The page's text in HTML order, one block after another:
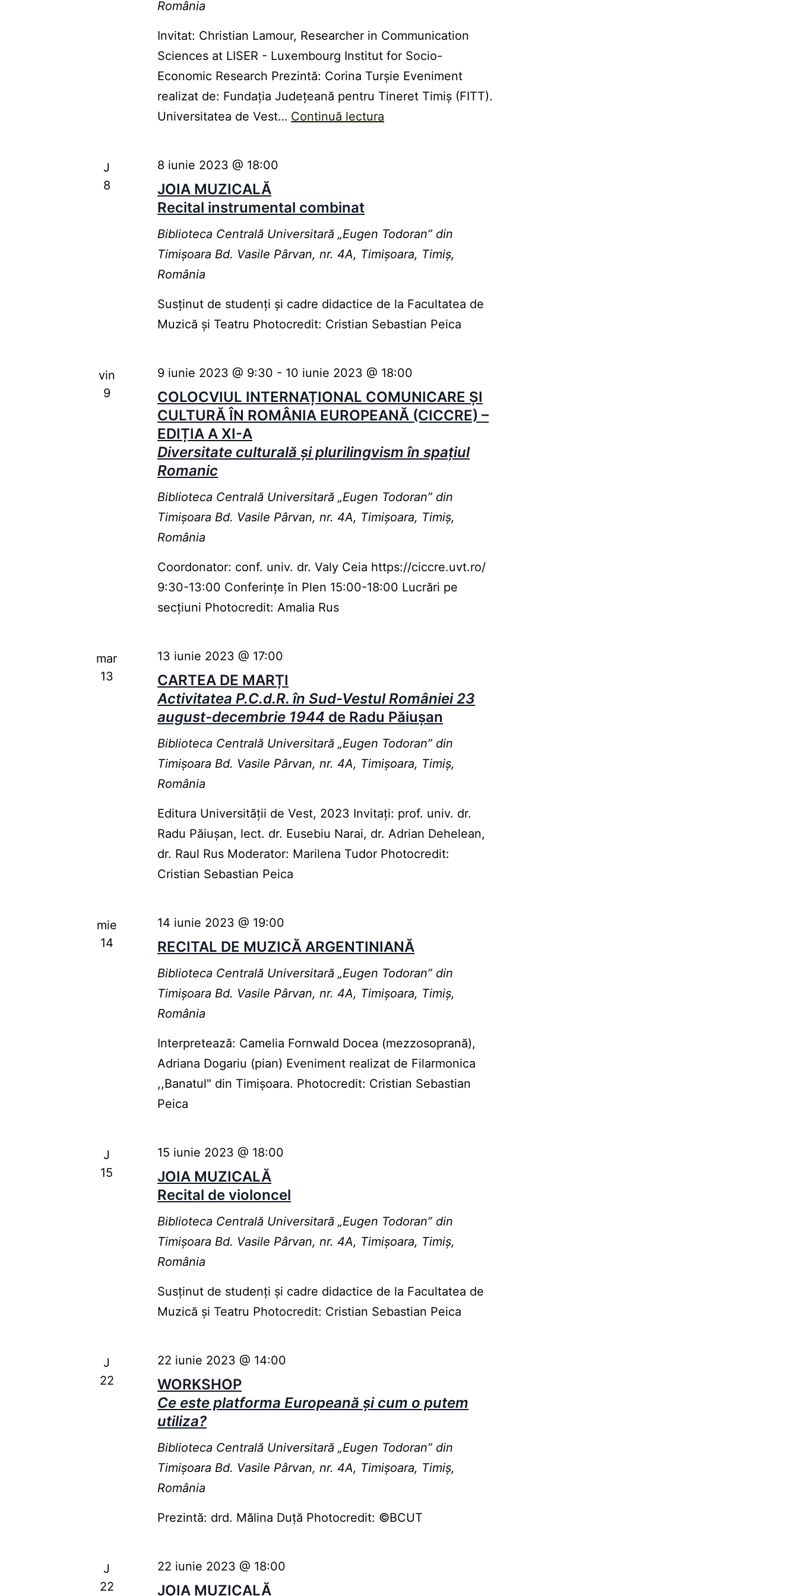
România
Invitat: Christian Lamour, Researcher in Communication
Sciences at LISER - Luxembourg Institut for Socio-
Economic Research Prezintă: Corina Turșie Eveniment
realizat de: Fundația Județeană pentru Tineret Timiș (FITT).
Universitatea de Vest… Continuă lectura
Identity
Models:
Hungarian
candidacies
diversity
in
unity
J
8
JOIA MUZICALĂ
Recital instrumental combinat
8 iunie 2023 @ 18:00
Biblioteca Centrală Universitară „Eugen Todoran” din
Timişoara Bd. Vasile Pârvan, nr. 4A, Timișoara, Timiș,
România
Susținut de studenți și cadre didactice de la Facultatea de
Muzică și Teatru Photocredit: Cristian Sebastian Peica
vin
9
COLOCVIUL INTERNAȚIONAL COMUNICARE ȘI
CULTURĂ ÎN ROMÂNIA EUROPEANĂ (CICCRE) –
EDIȚIA A XI-A
Diversitate culturală și plurilingvism în spațiul
Romanic
9 iunie 2023 @ 9:30 - 10 iunie 2023 @ 18:00
Biblioteca Centrală Universitară „Eugen Todoran” din
Timişoara Bd. Vasile Pârvan, nr. 4A, Timișoara, Timiș,
România
Coordonator: conf. univ. dr. Valy Ceia https://ciccre.uvt.ro/
9:30-13:00 Conferințe în Plen 15:00-18:00 Lucrări pe
secțiuni Photocredit: Amalia Rus
mar
13
CARTEA DE MARȚI
Activitatea P.C.d.R. în Sud-Vestul României 23
august-decembrie 1944 de Radu Păiușan
13 iunie 2023 @ 17:00
Biblioteca Centrală Universitară „Eugen Todoran” din
Timişoara Bd. Vasile Pârvan, nr. 4A, Timișoara, Timiș,
România
Editura Universității de Vest, 2023 Invitați: prof. univ. dr.
Radu Păiușan, lect. dr. Eusebiu Narai, dr. Adrian Dehelean,
dr. Raul Rus Moderator: Marilena Tudor Photocredit:
Cristian Sebastian Peica
mie
14
RECITAL DE MUZICĂ ARGENTINIANĂ
14 iunie 2023 @ 19:00
Biblioteca Centrală Universitară „Eugen Todoran” din
Timişoara Bd. Vasile Pârvan, nr. 4A, Timișoara, Timiș,
România
Interpretează: Camelia Fornwald Docea (mezzosoprană),
Adriana Dogariu (pian) Eveniment realizat de Filarmonica
,,Banatul" din Timișoara. Photocredit: Cristian Sebastian
Peica
J
15
JOIA MUZICALĂ
Recital de violoncel
15 iunie 2023 @ 18:00
Biblioteca Centrală Universitară „Eugen Todoran” din
Timişoara Bd. Vasile Pârvan, nr. 4A, Timișoara, Timiș,
România
Susținut de studenți și cadre didactice de la Facultatea de
Muzică și Teatru Photocredit: Cristian Sebastian Peica
J
22
WORKSHOP
Ce este platforma Europeană și cum o putem
utiliza?
22 iunie 2023 @ 14:00
Biblioteca Centrală Universitară „Eugen Todoran” din
Timişoara Bd. Vasile Pârvan, nr. 4A, Timișoara, Timiș,
România
Prezintă: drd. Mălina Duță Photocredit: ©BCUT
J
22
JOIA MUZICALĂ
22 iunie 2023 @ 18:00